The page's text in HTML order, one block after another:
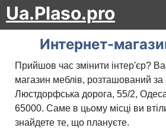
Ua.Plaso.pro
Интернет-
Прийшов час змінити інтер'єр?
магазин меблів, розташований
Люстдорфська дорога, 55/2,
65000. Саме в цьому місці ви
знайдете те, що плануєте.